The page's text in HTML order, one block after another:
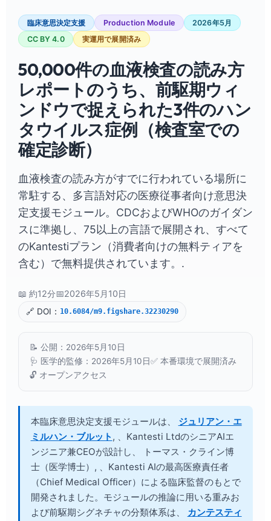
臨床意思決定支援 Production Module
2026年5月
CC BY 4.0
実運用で展開済み
50,000件の血液検査の読み方
レポートのうち、前駆期ウィ
ンドウで捉えられた3件のハン
タウイルス症例（検査室での
確定診断）
血液検査の読み方がすでに行われている場所に
常駐する、多言語対応の医療従事者向け意思決
定支援モジュール。CDCおよびWHOのガイダン
スに準拠し、75以上の言語で展開され、すべて
のKantestiプラン（消費者向けの無料ティアを
含む）で無料提供されています。.
📖 約12分📅2026年5月10日
🔗 DOI： 10.6084/m9.figshare.32230290
📝 公開： 2026年5月10日
🩺 医学的監修： 2026年5月10日✅ 本番環境で展開済み
🔓 オープンアクセス
本臨床意思決定支援モジュールは、 ジュリアン・エ
ミルハン・ブルット , 、Kantesti LtdのシニアAIエ
ンジニア兼CEOが設計し、
トーマス・クライン博
士（医学博士） , 、Kantesti AIの最高医療責任者
（Chief Medical Officer）による臨床監督のもとで
開発されました。モジュールの推論に用いる重みお
よび前駆期シグネチャの分類体系は、 カンテスティ